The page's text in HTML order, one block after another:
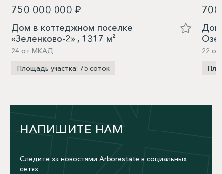
750 000 000 ₽
Дом в коттеджном поселке
«Зеленково-2» , 1317 м²
24 от МКАД
Площадь участка: 75 соток
Дом
22
НАПИШИТЕ НАМ
Следите за новостями Arborestate в социальных
сетях